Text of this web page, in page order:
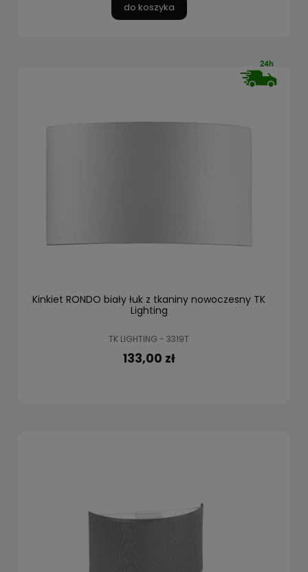
do koszyka
Kinkiet RONDO biały łuk z tkaniny nowoczesny TK
Lighting
TK LIGHTING - 3319T
133,00 zł